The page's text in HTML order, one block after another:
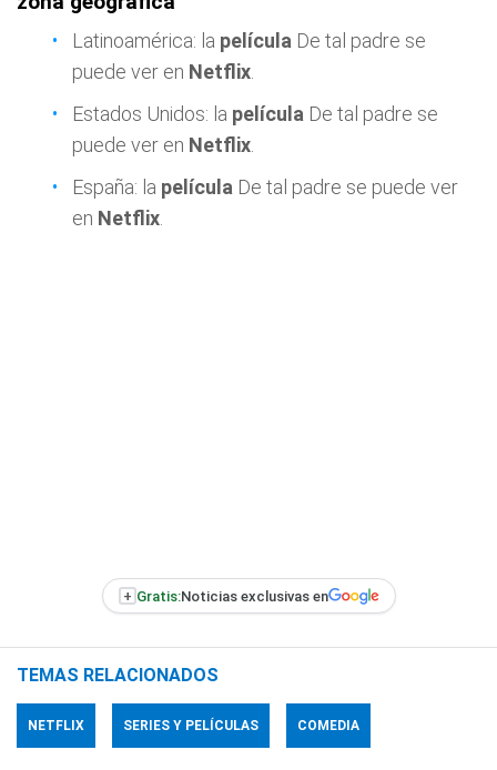
Latinoamérica: la película De tal padre se
puede ver en Netflix
Estados Unidos: la película De tal padre se
puede ver en Netflix
España: la película De tal padre se puede ver
en Netflix
+ Gratis:Noticias exclusivas en
TEMAS RELACIONADOS
NETFLIX SERIES Y PELÍCULAS COMEDIA